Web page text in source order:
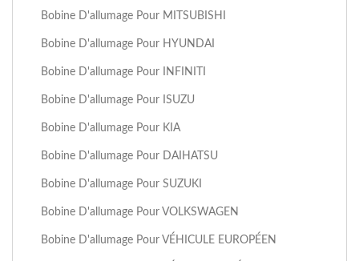
Bobine D'allumage Pour MITSUBISHI
Bobine D'allumage Pour HYUNDAI
Bobine D'allumage Pour INFINITI
Bobine D'allumage Pour ISUZU
Bobine D'allumage Pour KIA
Bobine D'allumage Pour DAIHATSU
Bobine D'allumage Pour SUZUKI
Bobine D'allumage Pour VOLKSWAGEN
Bobine D'allumage Pour VÉHICULE EUROPÉEN